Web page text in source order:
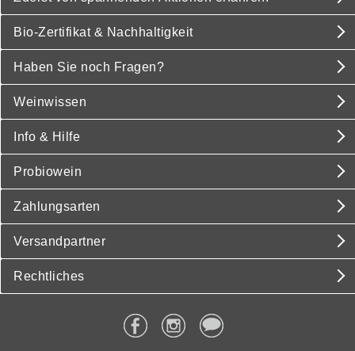
Bio-Zertifikat & Nachhaltigkeit
Haben Sie noch Fragen?
Weinwissen
Info & Hilfe
Probiowein
Zahlungsarten
Versandpartner
Rechtliches